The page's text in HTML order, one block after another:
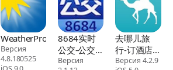
WeatherPro
Версия
4.8.180525
8684实时
公交-公交
车实时查询
Версия
去哪儿旅
行-订酒店
机票火车票
Версия 4.2.9